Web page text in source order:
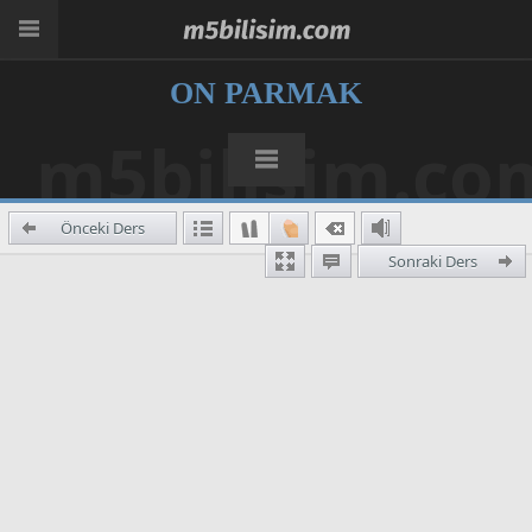
ON PARMAK
Önceki Ders
Sonraki Ders